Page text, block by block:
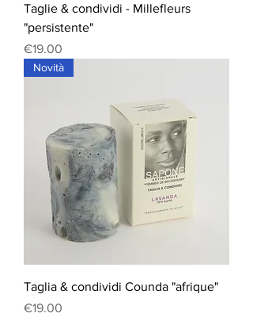
Taglie & condividi - Millefleurs
"persistente"
Price
€19.00
Novità
Taglia & condividi Counda "afrique"
Price
€19.00